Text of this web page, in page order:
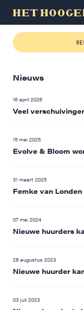
Nieuws
16 april 2026
Veel
15 mei 2025
Evolve & Bloom
31 maart 2025
Femke van
07 mei 2024
Nieuwe huurders
28 augustus 2023
Nieuwe huurder
03 juli 2023